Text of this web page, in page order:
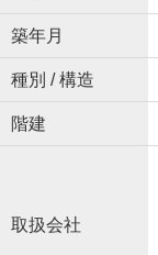
築年月
種別 / 構造
階建
取扱会社